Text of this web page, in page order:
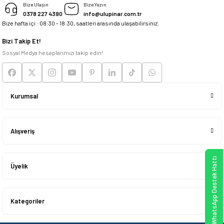
Deneyimini Paylaş
Bize Ulaşın
0378 227 4390
Bize Yazın
info@ulupinar.com.tr
Bize hafta içi : 08:30 - 18:30, saatleri arasında ulaşabilirsiniz.
Bizi Takip Et!
Sosyal Medya hesaplarımızı takip edin!
Kurumsal
Alışveriş
Üyelik
Kategoriler WhatsApp Destek Hattı